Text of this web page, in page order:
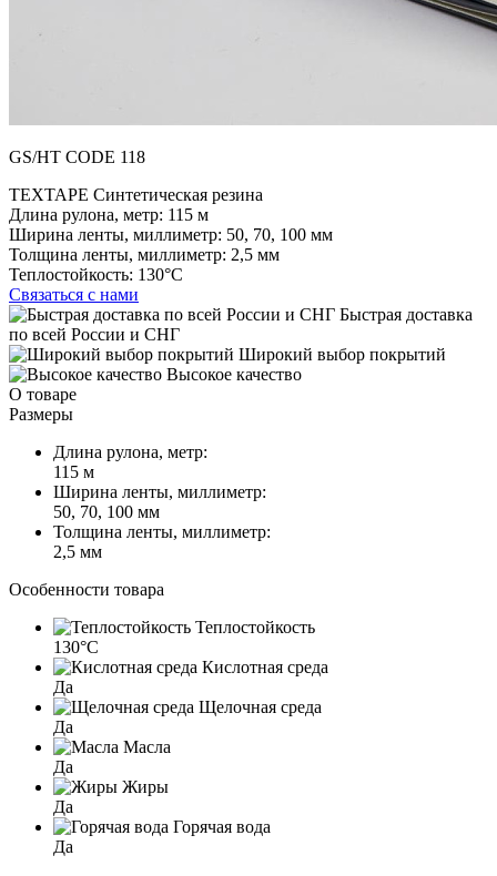
GS/HT CODE 118
TEXTAPE Синтетическая резина
Длина рулона, метр: 115 м
Ширина ленты, миллиметр: 50, 70, 100 мм
Толщина ленты, миллиметр: 2,5 мм
Теплостойкость: 130°C
Связаться с нами
Быстрая доставка
по всей России и СНГ
Широкий выбор покрытий
Высокое качество
О товаре
Размеры
Длина рулона, метр:
115 м
Ширина ленты, миллиметр:
50, 70, 100 мм
Толщина ленты, миллиметр:
2,5 мм
Особенности товара
Теплостойкость
130°C
Кислотная среда
Да
Щелочная среда
Да
Масла
Да
Жиры
Да
Горячая вода
Да